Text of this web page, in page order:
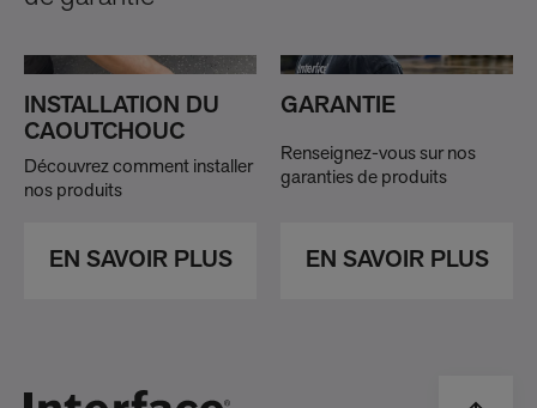
INSTALLATION DU
CAOUTCHOUC
Découvrez comment installer
nos produits
EN SAVOIR PLUS
GARANTIE
Renseignez-vous sur nos
garanties de produits
EN SAVOIR PLUS